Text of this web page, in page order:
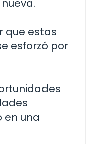
que estas
esforzó por
en una